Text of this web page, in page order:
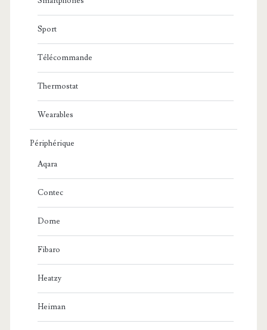
Sport
Télécommande
Thermostat
Wearables
Périphérique
Aqara
Contec
Dome
Fibaro
Heatzy
Heiman